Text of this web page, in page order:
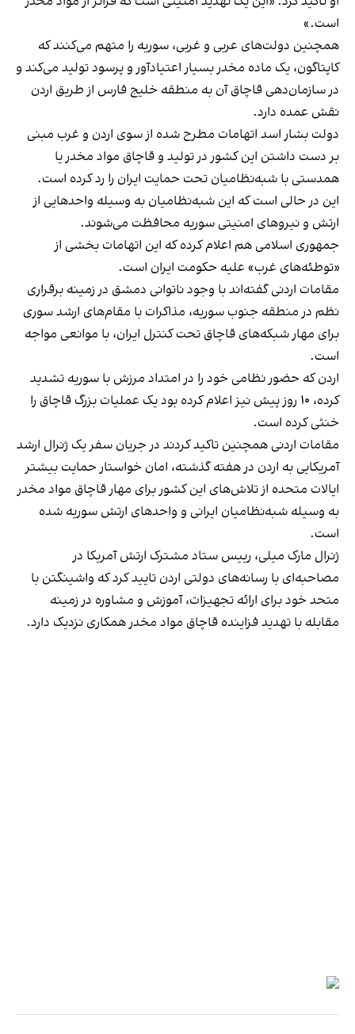
است.»
همچنین دولت‌های عربی و غربی، سوریه را متهم می‌کنند که
کاپتاگون، یک ماده مخدر بسیار اعتیادآور و پرسود تولید می‌کند و
در سازمان‌دهی قاچاق آن به منطقه خلیج فارس از طریق اردن
نقش عمده دارد.
دولت بشار اسد اتهامات مطرح شده از سوی اردن و غرب مبنی
بر دست داشتن این کشور در تولید و قاچاق مواد مخدر یا
همدستی با شبه‌نظامیان تحت حمایت ایران را رد کرده است.
این در حالی است که این شبه‌نظامیان به وسیله واحدهایی از
ارتش و نیروهای امنیتی سوریه محافظت می‌شوند.
جمهوری اسلامی هم اعلام کرده که این اتهامات بخشی از
«توطئه‌های غرب» علیه حکومت ایران است.
مقامات اردنی گفته‌اند با وجود ناتوانی دمشق در زمینه برقراری
نظم در منطقه جنوب سوریه، مذاکرات با مقام‌های ارشد سوری
برای مهار شبکه‌های قاچاق تحت کنترل ایران، با موانعی مواجه
است.
اردن که حضور نظامی خود را در امتداد مرزش با سوریه تشدید
کرده، ۱۰ روز پیش نیز اعلام کرده بود یک عملیات بزرگ قاچاق را
خنثی کرده است.
مقامات اردنی همچنین تاکید کردند در جریان سفر یک ژنرال ارشد
آمریکایی به اردن در هفته گذشته، امان خواستار حمایت بیشتر
ایالات متحده از تلاش‌های این کشور برای مهار قاچاق مواد مخدر
به وسیله شبه‌نظامیان ایرانی و واحدهای ارتش سوریه شده
است.
ژنرال مارک میلی، رییس ستاد مشترک ارتش آمریکا در
مصاحبه‌ای با رسانه‌های دولتی اردن تایید کرد که واشینگتن با
متحد خود برای ارائه تجهیزات، آموزش و مشاوره در زمینه
مقابله با تهدید فزاینده قاچاق مواد مخدر همکاری نزدیک دارد.